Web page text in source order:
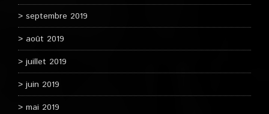
septembre 2019
août 2019
juillet 2019
juin 2019
mai 2019